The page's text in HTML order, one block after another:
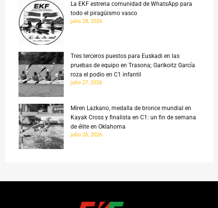
La EKF estrena comunidad de WhatsApp para
todo el piragüismo vasco
julio 28, 2026
Tres terceros puestos para Euskadi en las
pruebas de equipo en Trasona; Garikoitz García
roza el podio en C1 infantil
julio 27, 2026
Miren Lazkano, medalla de bronce mundial en
Kayak Cross y finalista en C1: un fin de semana
de élite en Oklahoma
julio 26, 2026